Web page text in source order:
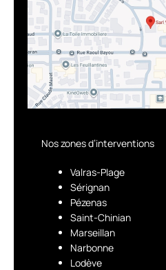
Nos zones d’interventions
Valras-Plage
Sérignan
Pézenas
Saint-Chinian
Marseillan
Narbonne
Lodève